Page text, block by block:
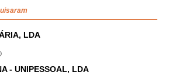
LDA
- UNIPESSOAL, LDA